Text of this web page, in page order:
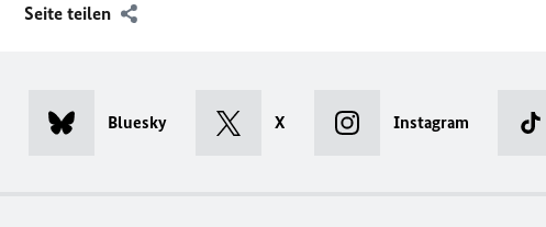
Seite teilen
Bluesky X Instagram